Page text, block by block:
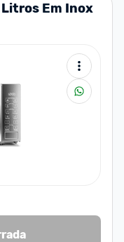
Em Inox